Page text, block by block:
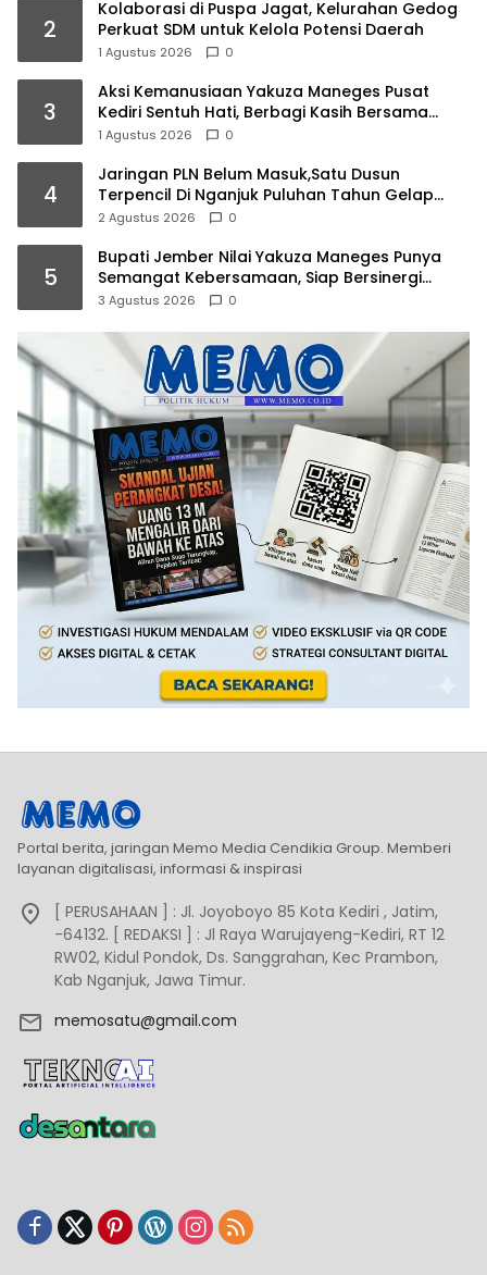
2
Kolaborasi di Puspa Jagat, Kelurahan Gedog
Perkuat SDM untuk Kelola Potensi Daerah
1 Agustus 2026 0
3
Aksi Kemanusiaan Yakuza Maneges Pusat
Kediri Sentuh Hati, Berbagi Kasih Bersama
Lansia di Panti Jompo Akar Kasih Pare
1 Agustus 2026 0
4
Jaringan PLN Belum Masuk,Satu Dusun
Terpencil Di Nganjuk Puluhan Tahun Gelap
Gulita
2 Agustus 2026 0
5
Bupati Jember Nilai Yakuza Maneges Punya
Semangat Kebersamaan, Siap Bersinergi
Bangun Daerah
3 Agustus 2026 0
Portal berita, jaringan Memo Media Cendikia Group. Memberi
layanan digitalisasi, informasi & inspirasi
[ PERUSAHAAN ] : Jl. Joyoboyo 85 Kota Kediri , Jatim,
-64132. [ REDAKSI ] : Jl Raya Warujayeng-Kediri, RT 12
RW02, Kidul Pondok, Ds. Sanggrahan, Kec Prambon,
Kab Nganjuk, Jawa Timur.
memosatu@gmail.com